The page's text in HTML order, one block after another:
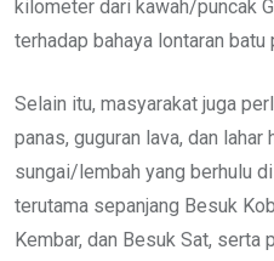
kilometer dari kawah/puncak
terhadap bahaya lontaran batu
Selain itu, masyarakat juga
panas, guguran lava, dan lahar
sungai/lembah yang berhulu
terutama sepanjang Besuk
Kembar, dan Besuk Sat,